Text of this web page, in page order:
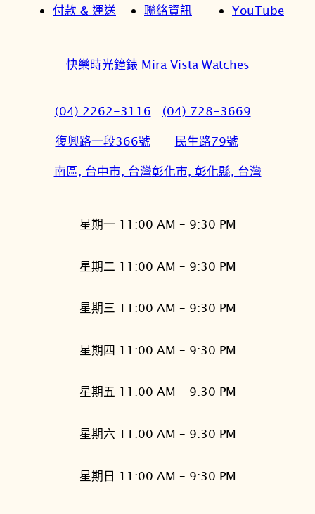
付款 & 運送
聯絡資訊
YouTube
快樂時光鐘錶 Mira Vista Watches
(04) 2262-3116
復興路一段366號
南區, 台中市, 台灣
(04) 728-3669
民生路79號
彰化市, 彰化縣, 台灣
星期一 11:00 AM – 9:30 PM
星期二 11:00 AM – 9:30 PM
星期三 11:00 AM – 9:30 PM
星期四 11:00 AM – 9:30 PM
星期五 11:00 AM – 9:30 PM
星期六 11:00 AM – 9:30 PM
星期日 11:00 AM – 9:30 PM